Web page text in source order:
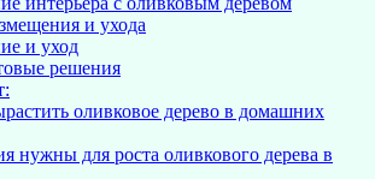
и ухода
и уход
решения
оливковое дерево в домашних
нужны для роста оливкового дерева в